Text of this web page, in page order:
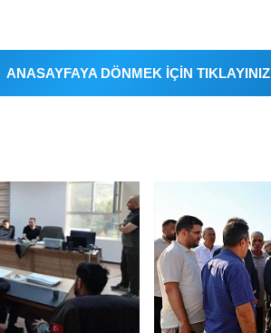
ANASAYFAYA DÖNMEK İÇİN TIKLAYINIZ